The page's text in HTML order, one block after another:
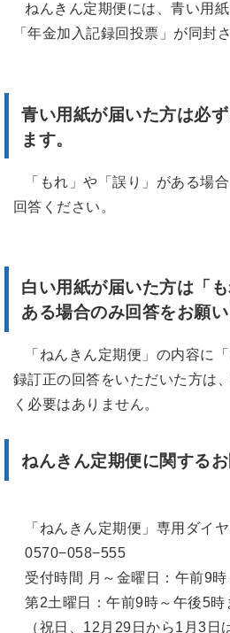
ねんきん定期便には、青い用
「年金加入記録回投票」が同封
青い用紙が届いた方は必
ます。
「もれ」や「誤り」がある場
回答ください。
白い用紙が届いた方は「
ある場合のみ回答をお願い
「ねんきん定期便」の内容に
録訂正の回答をいただいた方は
く必要はありません。
ねんきん定期便に関する
「ねんきん定期便」専用ダイ
0570−058−555
受付時間 月～金曜日：午前9
第2土曜日：午前9時～午後5時
（祝日、12月29日から1月3日